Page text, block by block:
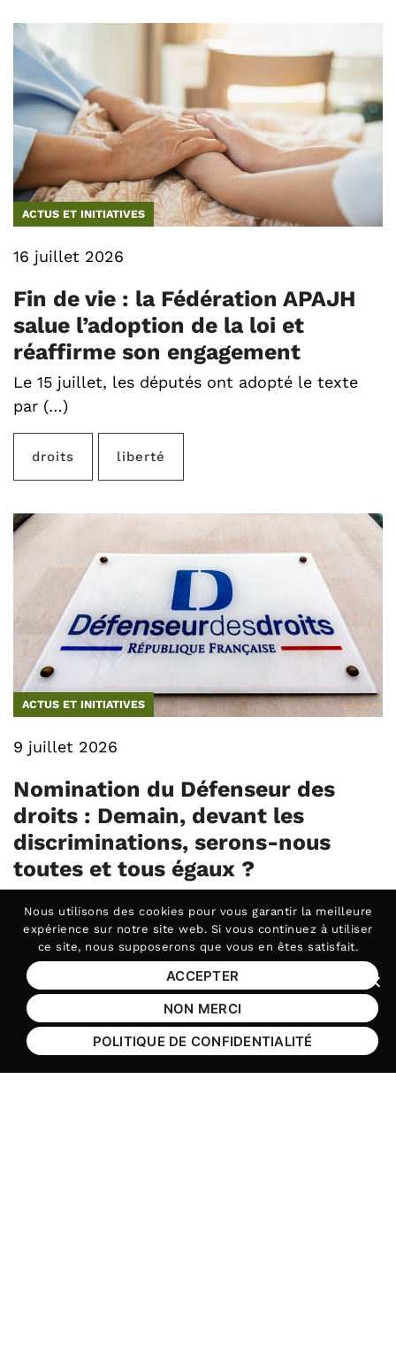
ACTUS ET INITIATIVES
16 juillet 2026
Fin de vie : la Fédération APAJH
salue l’adoption de la loi et
réaffirme son engagement
Le 15 juillet, les députés ont adopté le texte
par (…)
droits liberté
ACTUS ET INITIATIVES
9 juillet 2026
Nomination du Défenseur des
droits : Demain, devant les
discriminations, serons-nous
toutes et tous égaux ?
six ans (…)
Nous utilisons des cookies pour vous garantir la meilleure
expérience sur notre site web. Si vous continuez à utiliser
ce site, nous supposerons que vous en êtes satisfait.
ACCEPTER
NON MERCI
POLITIQUE DE CONFIDENTIALITÉ